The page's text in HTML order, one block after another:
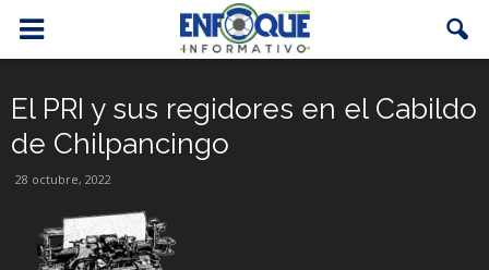
El PRI y sus regidores en el Cabildo
de Chilpancingo
28 octubre, 2022